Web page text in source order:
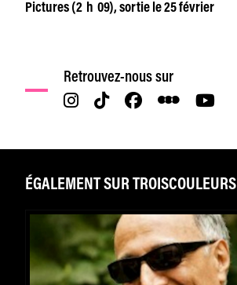
Pictures (2 h 09), sortie le 25 février
Retrouvez-nous sur
ÉGALEMENT SUR TROISCOULEURS